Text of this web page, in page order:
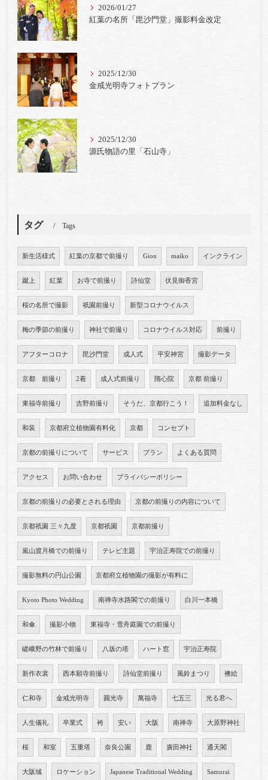
2026/01/27
紅葉の名所「毘沙門堂」撮影料金改定
2025/12/30
金戒光明寺フォトプラン
2025/12/30
源氏物語の里「石山寺」
タグ Tags
新生活様式 紅葉の京都で前撮り Gion maiko インクライン
蹴上 紅葉 お寺で前撮り 詩仙堂 伏見御香宮
桜の名所で撮影 祇園前撮り 新型コロナウイルス
梅の季節の前撮り 神社で前撮り コロナウイルス対応 前撮り
アフターコロナ 毘沙門堂 成人式 平安神宮 撮影データ
京都 前撮り 2着 成人式前撮り 隋心院 京都 前撮り
東福寺前撮り 吉野前撮り そうだ、京都行こう！ 追加料金なし
和装 京都府立植物園有料化 京都 コンセプト
京都の前撮りについて サービス プラン よくある質問
アクセス お問い合わせ プライバシーポリシー
京都の前撮りの必要とされる理由 京都の前撮りの内容について
京都祇園 三々九度 京都祇園 京都前撮り
嵐山渡月橋での前撮り テレビ主題 宇治正寿院での前撮り
撮影無料の円山公園 京都府立植物園の撮影が有料に
Kyoto Photo Wedding 南禅寺水路閣での前撮り 白川一本橋
和傘 撮影小物 東福寺・雪舟庭園での前撮り
嵯峨野の竹林で前撮り 八坂の塔 ハート窓 宇治正寿院
新作衣裳 西本願寺前撮り 詩仙堂前撮り 風鈴まつり 襖絵
仁和寺 金戒光明寺 圓光寺 萬福寺 七五三 光る君へ
人生儀礼 卒業式 袴 安い 大阪 南禅寺 大原野神社
桜 和室 五重塔 奈良公園 鹿 廣田神社 通天閣
大阪城 ロケーション Japanese Traditional Wedding Samurai